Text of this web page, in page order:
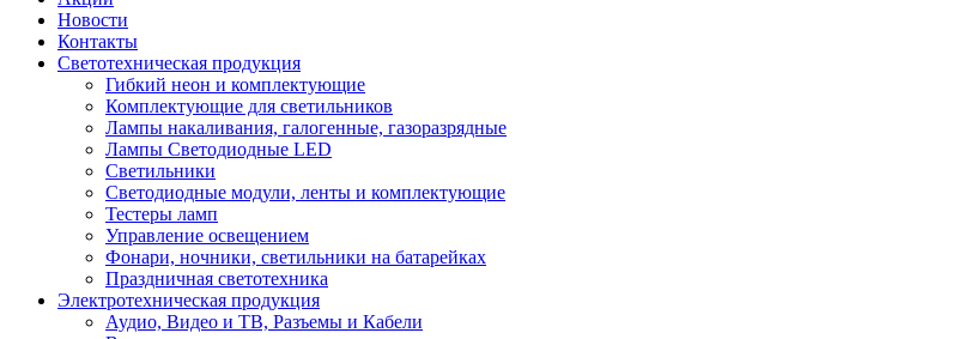
Новости
Контакты
Светотехническая продукция
Гибкий неон и комплектующие
Комплектующие для светильников
Лампы накаливания, галогенные, газоразрядные
Лампы Светодиодные LED
Светильники
Светодиодные модули, ленты и комплектующие
Тестеры ламп
Управление освещением
Фонари, ночники, светильники на батарейках
Праздничная светотехника
Электротехническая продукция
Аудио, Видео и ТВ, Разъемы и Кабели